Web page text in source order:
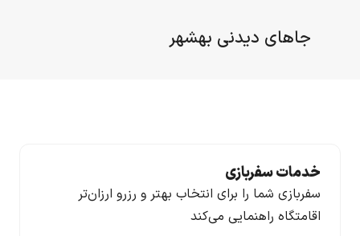
جاهای دیدنی بهشهر
خدمات سفربازی
سفربازی شما را برای انتخاب بهتر و رزرو ارزان‌تر
اقامتگاه راهنمایی می‌کند